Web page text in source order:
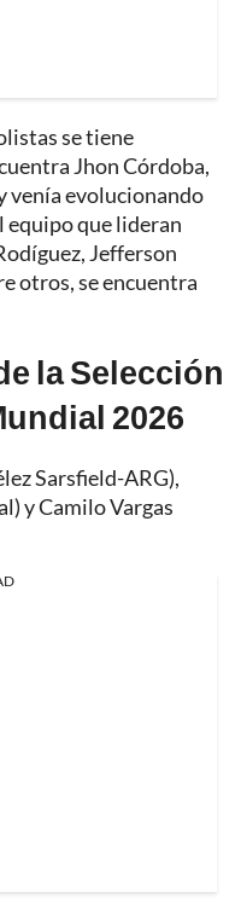
se tiene
Jhon Córdoba,
venía evolucionando
equipo que lideran
Jefferson
otros, se encuentra
la Selección
2026
Sarsfield-ARG),
y Camilo Vargas